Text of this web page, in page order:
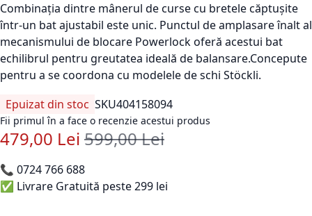
Combinația dintre mânerul de curse cu bretele căptușite
într-un bat ajustabil este unic. Punctul de amplasare înalt al
mecanismului de blocare Powerlock oferă acestui bat
echilibrul pentru greutatea ideală de balansare.Concepute
pentru a se coordona cu modelele de schi Stöckli.
Epuizat din stoc SKU404158094
Fii primul în a face o recenzie acestui produs
Pret special
479,00 Lei Pret standard
599,00 Lei
📞 0724 766 688
✅ Livrare Gratuită peste 299 lei